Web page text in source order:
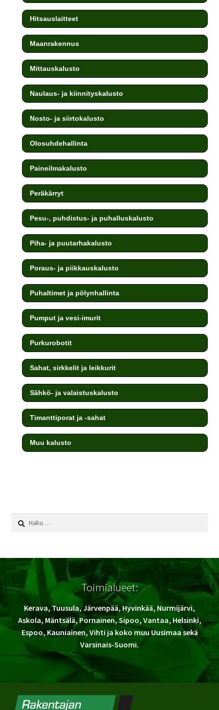
Hitsauslaitteet
Maanrakennus
Mittauskalusto
Naulaus- ja kiinnityskalusto
Nosto- ja siirtokalusto
Olosuhdehallinta
Paineilmakalusto
Peräkärryt
Pesu-, puhdistus- ja puhalluskalusto
Piha- ja puutarhakalusto
Poraus- ja piikkauskalusto
Puhaltimet ja pölynhallinta
Pumput ja vesi-imurit
Purkurobotit
Sahat, sirkkelit ja leikkurit
Sähkö- ja valaistuskalusto
Timanttiporat ja -sahat
Muu kalusto
Haku:
Toimialueet:
Kerava, Tuusula, Järvenpää, Hyvinkää, Nurmijärvi,
Askola, Mäntsälä, Pornainen, Sipoo, Vantaa, Helsinki,
Espoo, Kauniainen, Vihti ja koko muu Uusimaa sekä
Varsinais-Suomi.